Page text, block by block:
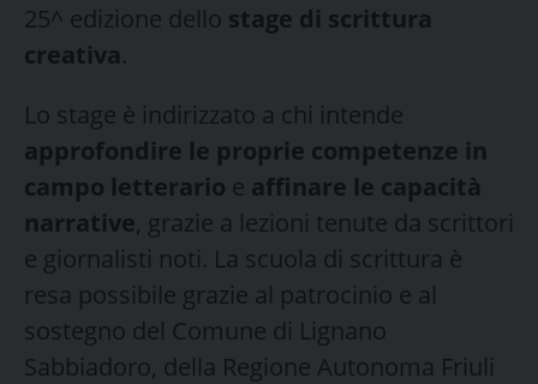
25^ edizione dello stage di scrittura
creativa.
Lo stage è indirizzato a chi intende
approfondire le proprie competenze in
campo letterario e affinare le capacità
narrative, grazie a lezioni tenute da scrittori
e giornalisti noti. La scuola di scrittura è
resa possibile grazie al patrocinio e al
sostegno del Comune di Lignano
Sabbiadoro, della Regione Autonoma Friuli